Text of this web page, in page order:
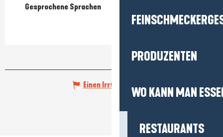
PRODUZENTEN
WO KANN MAN
RESTAURANTS
Gesprochene Sprachen
Gesprochene Sprachen
Einen Irrtum angeben